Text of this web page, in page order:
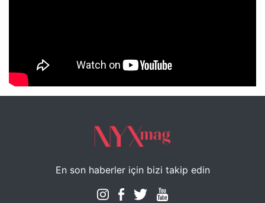
NYXmag 2. Yaş Kutlama Etkinliği
En son haberler için bizi takip edin